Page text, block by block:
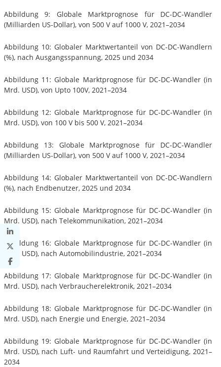
Abbildung 9: Globale Marktprognose für DC-DC-Wandler
(Milliarden US-Dollar), von 500 V auf 1000 V, 2021–2034
Abbildung 10: Globaler Marktwertanteil von DC-DC-Wandlern
(%), nach Ausgangsspannung, 2025 und 2034
Abbildung 11: Globale Marktprognose für DC-DC-Wandler (in
Mrd. USD), von Upto 100V, 2021–2034
Abbildung 12: Globale Marktprognose für DC-DC-Wandler (in
Mrd. USD), von 100 V bis 500 V, 2021–2034
Abbildung 13: Globale Marktprognose für DC-DC-Wandler
(Milliarden US-Dollar), von 500 V auf 1000 V, 2021–2034
Abbildung 14: Globaler Marktwertanteil von DC-DC-Wandlern
(%), nach Endbenutzer, 2025 und 2034
Abbildung 15: Globale Marktprognose für DC-DC-Wandler (in
Mrd. USD), nach Telekommunikation, 2021–2034
Abbildung 16: Globale Marktprognose für DC-DC-Wandler (in
Mrd. USD), nach Automobilindustrie, 2021–2034
Abbildung 17: Globale Marktprognose für DC-DC-Wandler (in
Mrd. USD), nach Verbraucherelektronik, 2021–2034
Abbildung 18: Globale Marktprognose für DC-DC-Wandler (in
Mrd. USD), nach Energie und Energie, 2021–2034
Abbildung 19: Globale Marktprognose für DC-DC-Wandler (in
Mrd. USD), nach Luft- und Raumfahrt und Verteidigung, 2021–
2034